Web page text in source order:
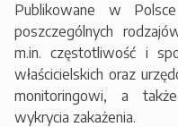
Publikowane w
poszczególnych
m.in. częstotliwość i
właścicielskich oraz
monitoringowi, a
wykrycia zakażenia.